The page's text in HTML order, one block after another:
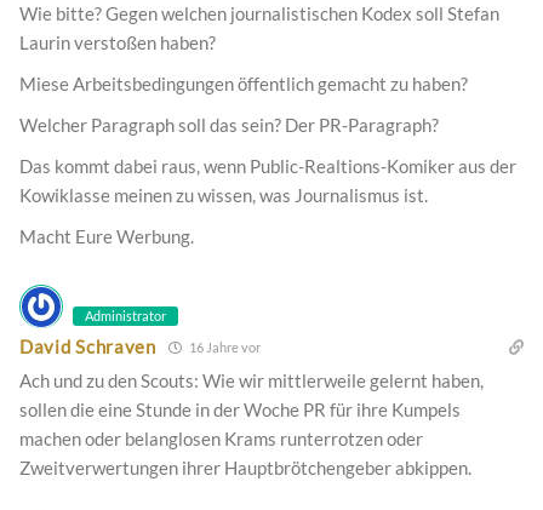
Wie bitte? Gegen welchen journalistischen Kodex soll Stefan
Laurin verstoßen haben?
Miese Arbeitsbedingungen öffentlich gemacht zu haben?
Welcher Paragraph soll das sein? Der PR-Paragraph?
Das kommt dabei raus, wenn Public-Realtions-Komiker aus der
Kowiklasse meinen zu wissen, was Journalismus ist.
Macht Eure Werbung.
Administrator
David Schraven 16 Jahre vor
Ach und zu den Scouts: Wie wir mittlerweile gelernt haben,
sollen die eine Stunde in der Woche PR für ihre Kumpels
machen oder belanglosen Krams runterrotzen oder
Zweitverwertungen ihrer Hauptbrötchengeber abkippen.